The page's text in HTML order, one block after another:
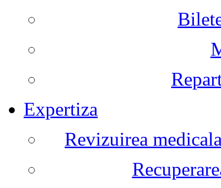
Expertiza
Revizuirea